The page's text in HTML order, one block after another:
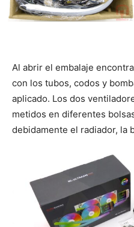
Al abrir el embalaje
con los tubos, codos y
aplicado. Los dos
metidos en diferentes
debidamente el radiador, la